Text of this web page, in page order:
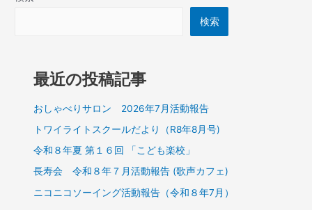
検索
最近の投稿記事
おしゃべりサロン 2026年7月活動報告
トワイライトスクールだより（R8年8月号)
令和８年夏 第１６回 「こども楽校」
長寿会 令和８年７月活動報告 (歌声カフェ)
ニコニコソーイング活動報告（令和８年7月）